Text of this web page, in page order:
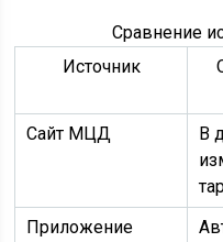
Сравнение
Источник
Сайт МЦД
В
Приложение